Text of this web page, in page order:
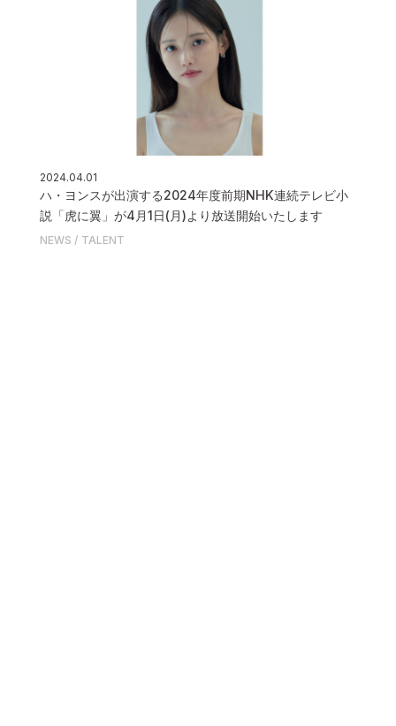
2024.04.01
ハ・ヨンスが出演する2024年度前期NHK連続テレビ小
説「虎に翼」が4月1日(月)より放送開始いたします
NEWS TALENT